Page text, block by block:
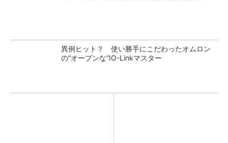
異例ヒット？ 使い勝手にこだわったオムロン
の“オープンな”IO-Linkマスター